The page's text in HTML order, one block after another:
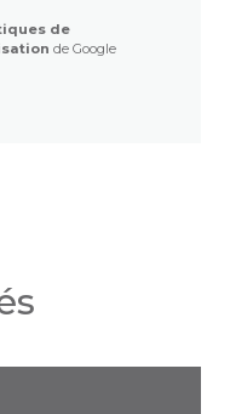
de
de Google